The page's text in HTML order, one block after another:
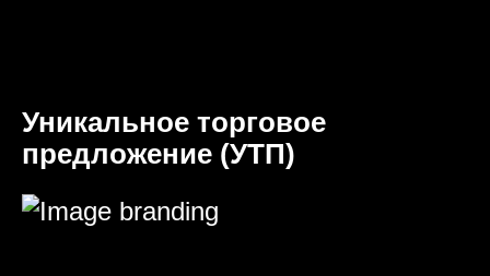
Уникальное торговое
предложение (УТП)